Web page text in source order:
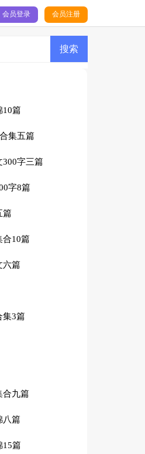
会员登录 会员注册
10篇
集五篇
300字三篇
字8篇
篇
合10篇
六篇
集3篇
合九篇
八篇
15篇